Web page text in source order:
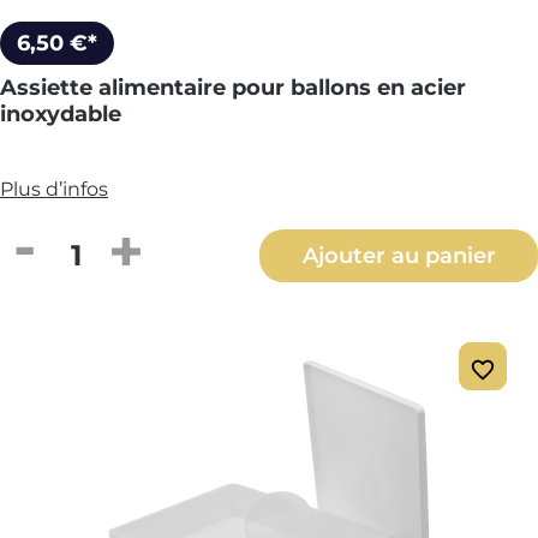
6,50 €*
Assiette alimentaire pour ballons en acier
inoxydable
Plus d’infos
Quantité de produit : Entrez la
Ajouter au panier